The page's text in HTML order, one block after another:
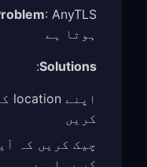
ہوتا ہے
Solutions
:
کریں
کر رہا ہے